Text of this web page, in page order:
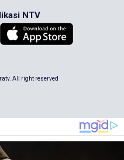
NTV
All right reserved